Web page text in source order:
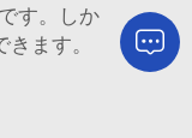
す。しか
ます。